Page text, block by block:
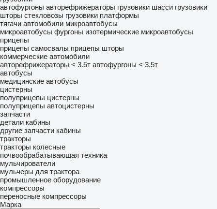
автофургоны авторефрижераторы грузовики шасси грузовики
шторы стекловозы грузовики платформы
тягачи автомобили микроавтобусы
микроавтобусы фургоны изотермические микроавтобусы
прицепы
прицепы самосвалы прицепы шторы
коммерческие автомобили
авторефрижераторы < 3.5т автофургоны < 3.5т
автобусы
медицинские автобусы
цистерны
полуприцепы цистерны
полуприцепы автоцистерны
запчасти
детали кабины
другие запчасти кабины
тракторы
тракторы колесные
почвообрабатывающая техника
мульчирователи
мульчеры для трактора
промышленное оборудование
компрессоры
переносные компрессоры
Марка